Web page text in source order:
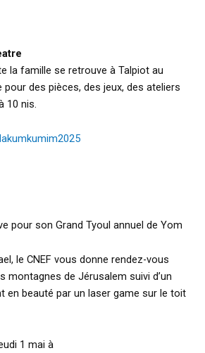
la famille se retrouve à Talpiot au
des pièces, des jeux, des ateliers
10 nis.
pour son Grand Tyoul annuel de Yom
le CNEF vous donne rendez-vous
montagnes de Jérusalem suivi d’un
en beauté par un laser game sur le toit
1 mai à